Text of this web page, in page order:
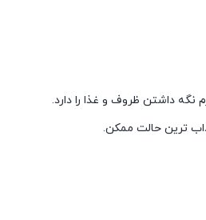
ترین حالت ممکن.